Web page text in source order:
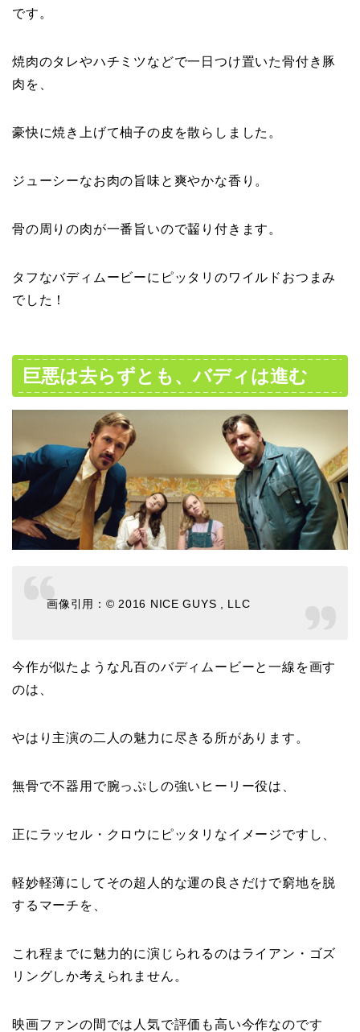
です。
焼肉のタレやハチミツなどで一日つけ置いた骨付き豚
肉を、
豪快に焼き上げて柚子の皮を散らしました。
ジューシーなお肉の旨味と爽やかな香り。
骨の周りの肉が一番旨いので齧り付きます。
タフなバディムービーにピッタリのワイルドおつまみ
でした！
巨悪は去らずとも、バディは進む
画像引用：© 2016 NICE GUYS , LLC
今作が似たような凡百のバディムービーと一線を画す
のは、
やはり主演の二人の魅力に尽きる所があります。
無骨で不器用で腕っぷしの強いヒーリー役は、
正にラッセル・クロウにピッタリなイメージですし、
軽妙軽薄にしてその超人的な運の良さだけで窮地を脱
するマーチを、
これ程までに魅力的に演じられるのはライアン・ゴズ
リングしか考えられません。
映画ファンの間では人気で評価も高い今作なのです